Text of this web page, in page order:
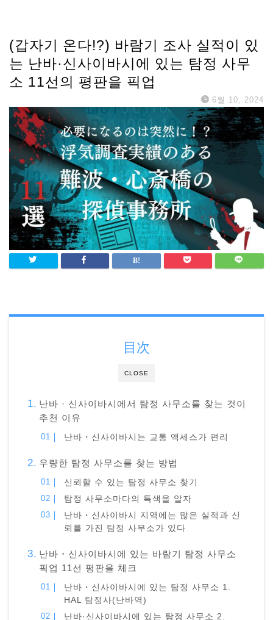
(갑자기 온다!?) 바람기 조사 실적이 있
는 난바·신사이바시에 있는 탐정 사무
소 11선의 평판을 픽업
6월 10, 2024
CLOSE
目次
난바 · 신사이바시에서 탐정 사무소를 찾는 것이
추천 이유
난바・신사이바시는 교통 액세스가 편리
우량한 탐정 사무소를 찾는 방법
신뢰할 수 있는 탐정 사무소 찾기
탐정 사무소마다의 특색을 알자
난바・신사이바시 지역에는 많은 실적과 신
뢰를 가진 탐정 사무소가 있다
난바・신사이바시에 있는 바람기 탐정 사무소
픽업 11선 평판을 체크
난바・신사이바시에 있는 탐정 사무소 1.
HAL 탐정사(난바역)
난바·신사이바시에 있는 탐정 사무소 2.